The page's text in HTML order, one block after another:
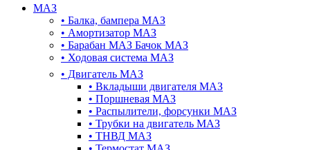
МАЗ
• Балка, бампера МАЗ
• Амортизатор МАЗ
• Барабан МАЗ Бачок МАЗ
• Ходовая система МАЗ
• Двигатель МАЗ
• Вкладыши двигателя МАЗ
• Поршневая МАЗ
• Распылители, форсунки МАЗ
• Трубки на двигатель МАЗ
• ТНВД МАЗ